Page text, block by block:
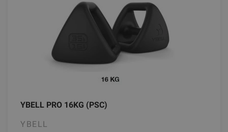
YBELL PRO 16KG (PSC)
YBELL